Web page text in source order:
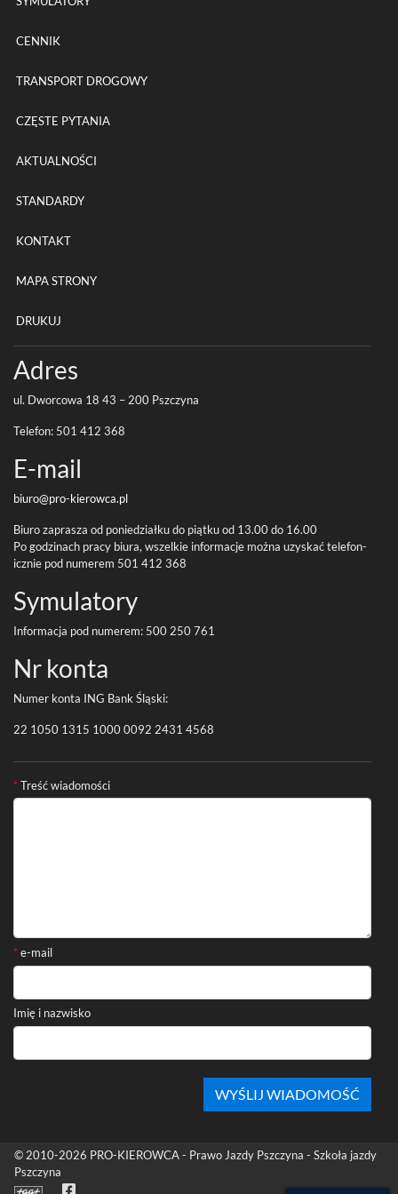
CENNIK
TRANSPORT DROGOWY
CZĘSTE PYTANIA
AKTUALNOŚCI
STANDARDY
KONTAKT
MAPA STRONY
DRUKUJ
Adres
ul. Dwor­cowa 18 43 – 200 Pszczyna
Tele­fon: 501 412 368
E-​mail
biuro@pro-kierowca.pl
Biuro zaprasza od poniedzi­ałku do piątku od 13.00do 16.00
Po godz­i­nach pracy biura, wszelkie infor­ma­cje można uzyskać tele­fon­
icznie pod numerem 501 412 368
Symu­la­tory
Infor­ma­cja pod numerem: 500 250761
Nr konta
Numer konta ING Bank Śląski:
22 1050 1315 10000092 2431 4568
Formularz kontaktowy
*Treść wiadomości
*e-mail
Imię i nazwisko
Stopka
© 2010-2026 PRO-KIEROWCA - Prawo Jazdy Pszczyna - Szkoła jazdy
Pszczyna